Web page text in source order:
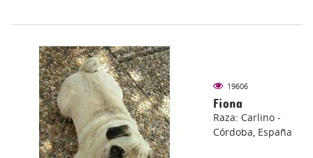
19606
Fiona
Raza: Carlino -
Córdoba, España